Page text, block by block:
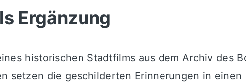
Ergänzung
historischen Stadtfilms aus dem Archiv des
setzen die geschilderten Erinnerungen in